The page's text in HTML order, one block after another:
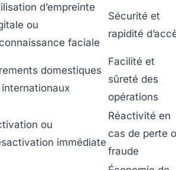
d’empreinte
ou
faciale
Sécurité et
rapidité
domestiques
Facilité et
sûreté des
opérations
ou
immédiate
Réactivité en
cas de perte
fraude